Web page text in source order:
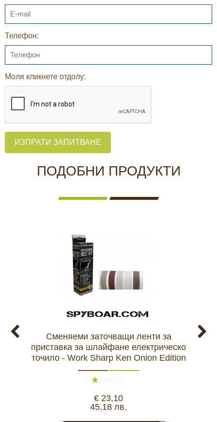
Телефон:
Моля кликнете отдолу:
ИЗПРАТИ ЗАПИТВАНЕ
ПОДОБНИ ПРОДУКТИ
Сменяеми заточващи ленти за
приставка за шлайфане електрическо
точило - Work Sharp Ken Onion Edition
€ 23,10
45,18 лв.